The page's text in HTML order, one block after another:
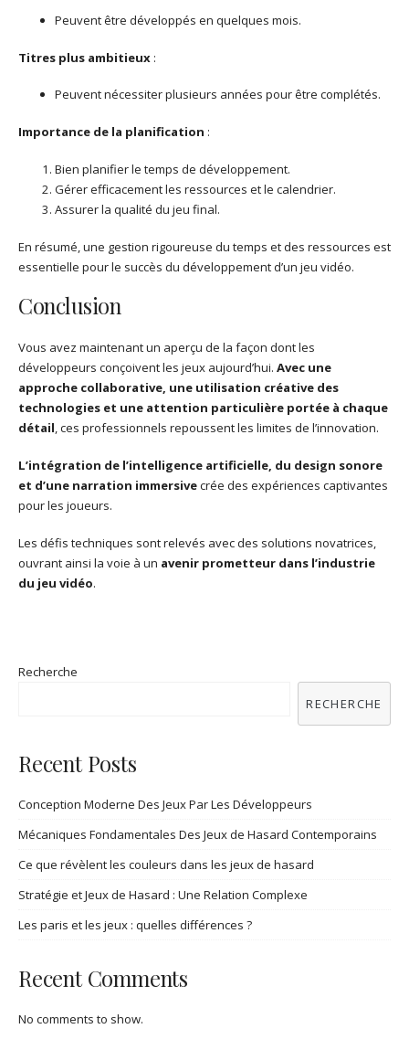
Peuvent être développés en quelques mois.
Titres plus ambitieux :
Peuvent nécessiter plusieurs années pour être complétés.
Importance de la planification :
Bien planifier le temps de développement.
Gérer efficacement les ressources et le calendrier.
Assurer la qualité du jeu final.
En résumé, une gestion rigoureuse du temps et des ressources est
essentielle pour le succès du développement d’un jeu vidéo.
Conclusion
Vous avez maintenant un aperçu de la façon dont les
développeurs conçoivent les jeux aujourd’hui. Avec une
approche collaborative, une utilisation créative des
technologies et une attention particulière portée à chaque
détail, ces professionnels repoussent les limites de l’innovation.
L’intégration de l’intelligence artificielle, du design sonore
et d’une narration immersivecrée des expériences captivantes
pour les joueurs.
Les défis techniques sont relevés avec des solutions novatrices,
ouvrant ainsi la voie à un avenir prometteur dans l’industrie
du jeu vidéo.
Recherche
RECHERCHE
Recent Posts
Conception Moderne Des Jeux Par Les Développeurs
Mécaniques Fondamentales Des Jeux de Hasard Contemporains
Ce que révèlent les couleurs dans les jeux de hasard
Stratégie et Jeux de Hasard : Une Relation Complexe
Les paris et les jeux : quelles différences ?
Recent Comments
No comments to show.